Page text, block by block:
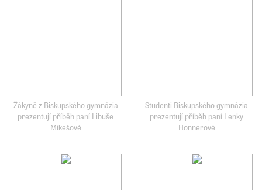
Žákyně z Biskupského gymnázia
prezentují příběh paní Libuše
Mikešové
Studenti Biskupského gymnázia
prezentují příběh paní Lenky
Honnerové